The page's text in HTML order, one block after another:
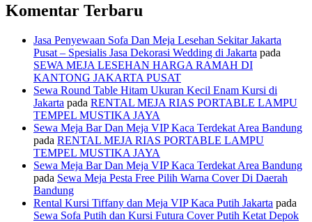
Komentar Terbaru
Jasa Penyewaan Sofa Dan Meja Lesehan Sekitar Jakarta
Pusat – Spesialis Jasa Dekorasi Wedding di Jakarta pada
SEWA MEJA LESEHAN HARGA RAMAH DI
KANTONG JAKARTA PUSAT
Sewa Round Table Hitam Ukuran Kecil Enam Kursi di
Jakarta pada RENTAL MEJA RIAS PORTABLE LAMPU
TEMPEL MUSTIKA JAYA
Sewa Meja Bar Dan Meja VIP Kaca Terdekat Area Bandung
pada RENTAL MEJA RIAS PORTABLE LAMPU
TEMPEL MUSTIKA JAYA
Sewa Meja Bar Dan Meja VIP Kaca Terdekat Area Bandung
pada Sewa Meja Pesta Free Pilih Warna Cover Di Daerah
Bandung
Rental Kursi Tiffany dan Meja VIP Kaca Putih Jakarta pada
Sewa Sofa Putih dan Kursi Futura Cover Putih Ketat Depok